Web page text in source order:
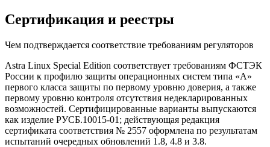
Сертификация и реестры
Чем подтверждается соответствие требованиям регуляторов
Astra Linux Special Edition соответствует требованиям ФСТЭК
России к профилю защиты операционных систем типа «А»
первого класса защиты по первому уровню доверия, а также
первому уровню контроля отсутствия недекларированных
возможностей. Сертифицированные варианты выпускаются
как изделие РУСБ.10015-01; действующая редакция
сертификата соответствия № 2557 оформлена по результатам
испытаний очередных обновлений 1.8, 4.8 и 3.8.